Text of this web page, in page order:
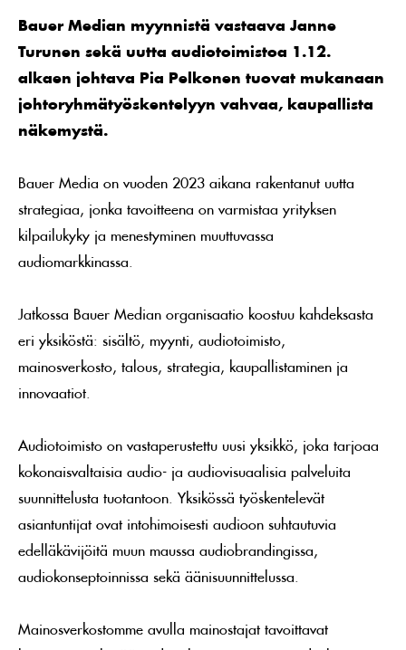
Bauer Median myynnistä vastaava Janne
Turunen sekä uutta audiotoimistoa 1.12.
alkaen johtava Pia Pelkonen tuovat mukanaan
johtoryhmätyöskentelyyn vahvaa, kaupallista
näkemystä.
Bauer Media on vuoden 2023 aikana rakentanut uutta
strategiaa, jonka tavoitteena on varmistaa yrityksen
kilpailukyky ja menestyminen muuttuvassa
audiomarkkinassa.
Jatkossa Bauer Median organisaatio koostuu kahdeksasta
eri yksiköstä: sisältö, myynti, audiotoimisto,
mainosverkosto, talous, strategia, kaupallistaminen ja
innovaatiot.
Audiotoimisto on vastaperustettu uusi yksikkö, joka tarjoaa
kokonaisvaltaisia audio- ja audiovisuaalisia palveluita
suunnittelusta tuotantoon. Yksikössä työskentelevät
asiantuntijat ovat intohimoisesti audioon suhtautuvia
edelläkävijöitä muun maussa audiobrandingissa,
audiokonseptoinnissa sekä äänisuunnittelussa.
Mainosverkostomme avulla mainostajat tavoittavat